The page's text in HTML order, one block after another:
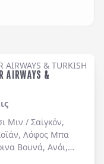
&
Μιν / Σαϊγκόν,
, Λόφος Μπα
Βουνά, Ανόι,